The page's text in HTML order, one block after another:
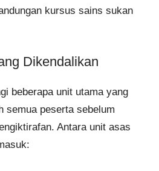
kursus sains sukan
Dikendalikan
beberapa unit utama yang
semua peserta sebelum
Antara unit asas